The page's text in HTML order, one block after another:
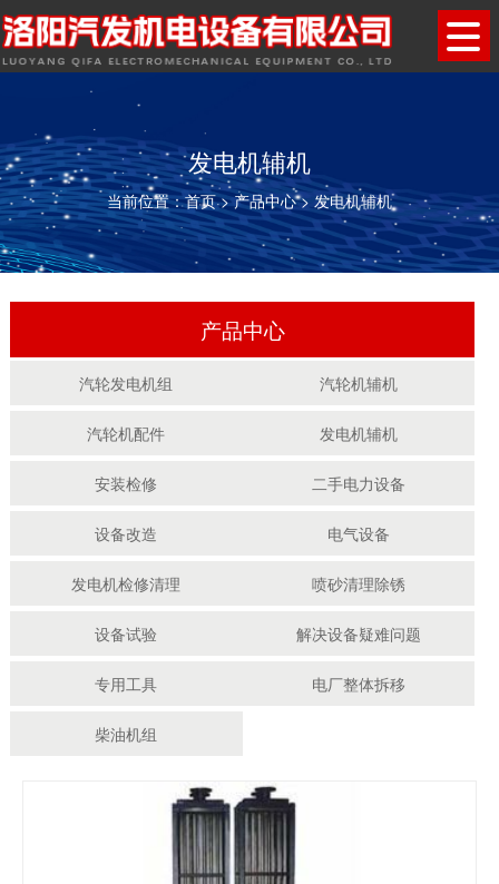
发电机辅机
当前位置：首页>产品中心> 发电机辅机
产品中心
汽轮发电机组 汽轮机辅机
汽轮机配件 发电机辅机
安装检修 二手电力设备
设备改造 电气设备
发电机检修清理 喷砂清理除锈
设备试验 解决设备疑难问题
专用工具 电厂整体拆移
柴油机组